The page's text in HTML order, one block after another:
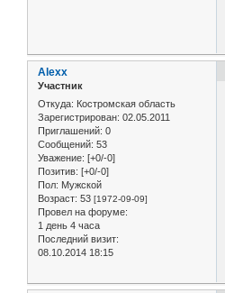
Alexx
Участник
Откуда: Костромская область
Зарегистрирован: 02.05.2011
Приглашений: 0
Сообщений: 53
Уважение: [+0/-0]
Позитив: [+0/-0]
Пол: Мужской
Возраст: 53 [1972-09-09]
Провел на форуме:
1 день 4 часа
Последний визит:
08.10.2014 18:15